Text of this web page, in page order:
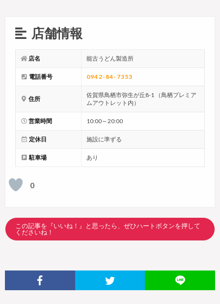
店舗情報
店名 能古うどん製造所
電話番号 0942-84-7353
住所
佐賀県鳥栖市弥生が丘8-1 （鳥栖プレミア
ムアウトレット内）
営業時間 10:00～20:00
定休日 施設に準ずる
駐車場 あり
0
この記事を『いいね！』と思ったら、ぜひハートボタンを押して
くださいね！